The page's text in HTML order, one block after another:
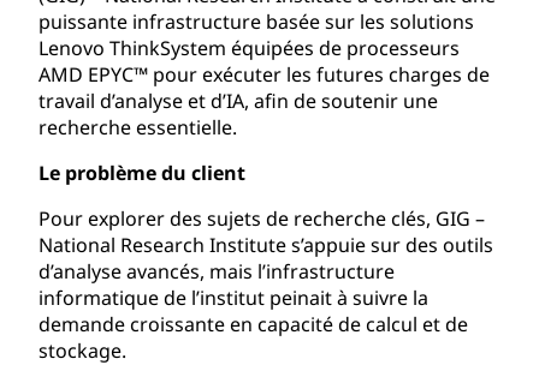
puissante infrastructure basée sur les solutions
Lenovo ThinkSystem équipées de processeurs
AMD EPYC™ pour exécuter les futures charges de
travail d’analyse et d’IA, afin de soutenir une
recherche essentielle.
Le problème du client
Pour explorer des sujets de recherche clés, GIG –
National Research Institute s’appuie sur des outils
d’analyse avancés, mais l’infrastructure
informatique de l’institut peinait à suivre la
demande croissante en capacité de calcul et de
stockage.